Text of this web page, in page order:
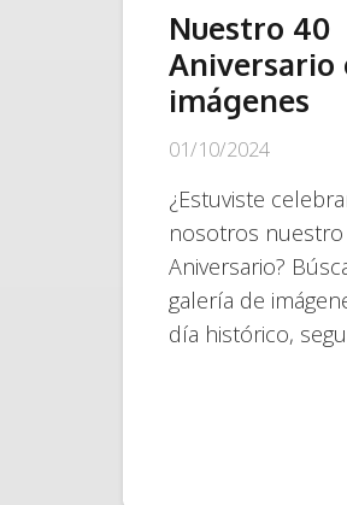
Nuestro 40
Aniversario
imágenes
01/10/2024
¿Estuviste
nosotros nuestro
Aniversario?
galería de
día histórico,